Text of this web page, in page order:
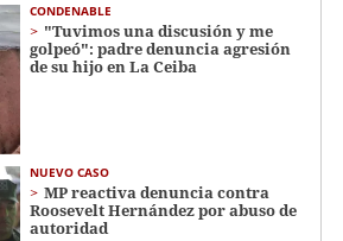
CONDENABLE
"Tuvimos una discusión y me
golpeó": padre denuncia agresión
de su hijo en La Ceiba
NUEVO CASO
MP reactiva denuncia contra
Roosevelt Hernández por abuso de
autoridad